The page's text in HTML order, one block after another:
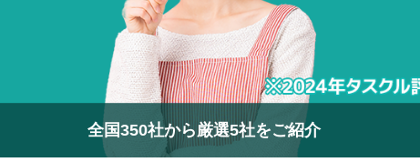
全国350社から厳選5社をご紹介